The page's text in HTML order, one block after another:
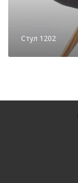
Стул 1202